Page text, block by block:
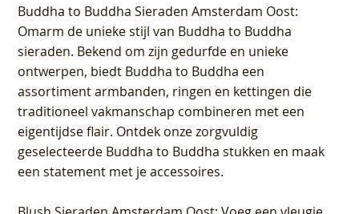
Buddha to Buddha Sieraden Amsterdam Oost:
Omarm de unieke stijl van Buddha to Buddha
sieraden. Bekend om zijn gedurfde en unieke
ontwerpen, biedt Buddha to Buddha een
assortiment armbanden, ringen en kettingen die
traditioneel vakmanschap combineren met een
eigentijdse flair. Ontdek onze zorgvuldig
geselecteerde Buddha to Buddha stukken en maak
een statement met je accessoires.